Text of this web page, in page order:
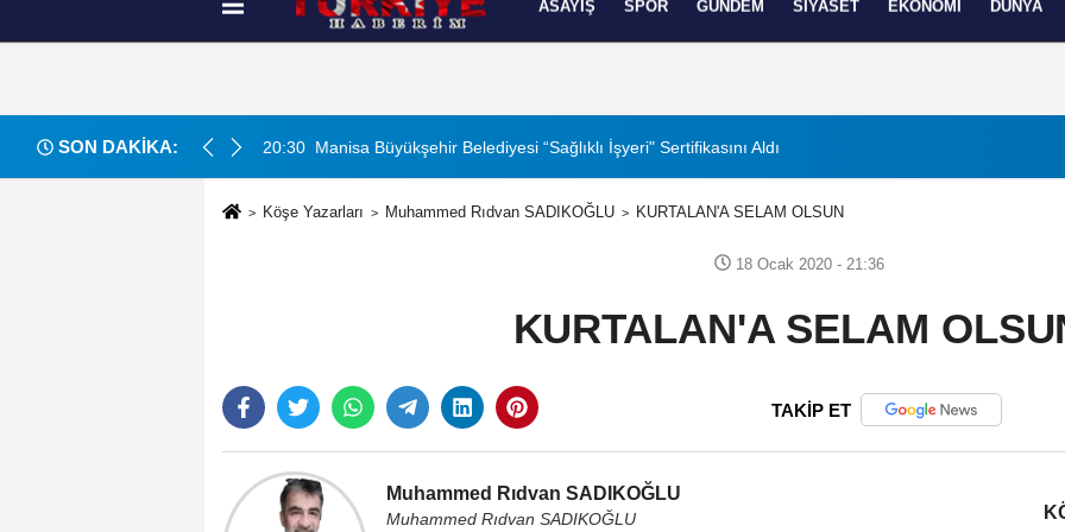
İletişim Çerez Politikası Gizlilik İlkeleri
ASAYIŞ SPOR GÜNDEM SIYASET EKONOMI DÜNYA
SON DAKİKA:
Ton Sıcak Asfalt Çalışmasını Tamamladı
20:30 Manisa Büyükşehir Belediyesi “Sağlıklı İşyeri" Sertifikasını Aldı Büyükşehir'den
Köşe Yazarları Muhammed Rıdvan SADIKOĞLU KURTALAN'A SELAM OLSUN
18 Ocak 2020 - 21:36
KURTALAN'A SELAM
TAKİP ET
Muhammed Rıdvan SADIKOĞLU
Muhammed Rıdvan SADIKOĞLU